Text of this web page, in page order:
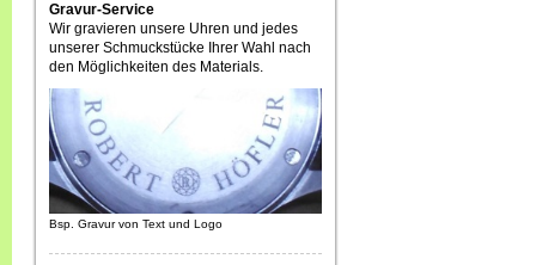
Gravur-Service
Wir gravieren unsere Uhren und jedes
unserer Schmuckstücke Ihrer Wahl nach
den Möglichkeiten des Materials.
Bsp. Gravur von Text und Logo